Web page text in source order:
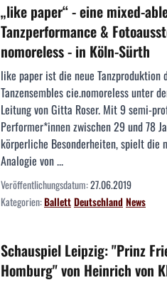
„like paper“ - eine mixed-
Tanzperformance &
nomoreless - in Köln-Sürth
like paper ist die neue Tanzproduktion
Tanzensembles cie.nomoreless unter
Leitung von Gitta Roser. Mit 9 semi-
Performer*innen zwischen 29 und 78
körperliche Besonderheiten, spielt die
Analogie von ...
Veröffentlichungsdatum:27.06.2019
Kategorien:BallettDeutschlandNews
Schauspiel Leipzig: "Prinz
Homburg" von Heinrich von